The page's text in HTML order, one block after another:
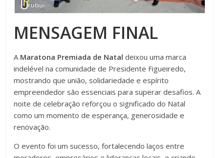
MENSAGEM FINAL
A Maratona Premiada de Natal deixou uma marca
indelével na comunidade de Presidente Figueiredo,
mostrando que união, solidariedade e espírito
empreendedor são essenciais para superar desafios. A
noite de celebração reforçou o significado do Natal
como um momento de esperança, generosidade e
renovação.
O evento foi um sucesso, fortalecendo laços entre